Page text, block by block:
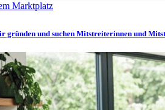
Marktplatz
gründen und suchen Mitstreiterinnen und